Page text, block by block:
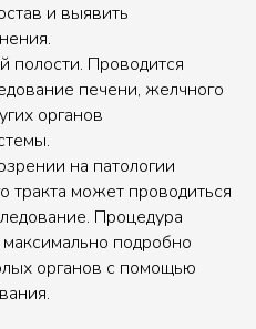
и выявить
Проводится
печени, желчного
органов
на патологии
тракта может проводиться
Процедура
подробно
органов с помощью